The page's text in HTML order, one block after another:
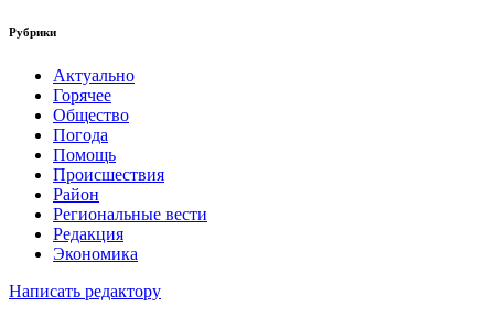
Рубрики
Актуально
Горячее
Общество
Погода
Помощь
Происшествия
Район
Региональные вести
Редакция
Экономика
Написать редактору